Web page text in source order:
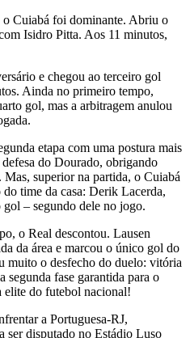
o Cuiabá foi dominante. Abriu o
Isidro Pitta. Aos 11 minutos,
e chegou ao terceiro gol
Ainda no primeiro tempo,
gol, mas a arbitragem anulou
etapa com uma postura mais
do Dourado, obrigando
superior na partida, o Cuiabá
time da casa: Derik Lacerda,
– segundo dele no jogo.
o Real descontou. Lausen
da área e marcou o único gol do
muito o desfecho do duelo: vitória
segunda fase garantida para o
elite do futebol nacional!
a Portuguesa-RJ,
ser disputado no Estádio Luso